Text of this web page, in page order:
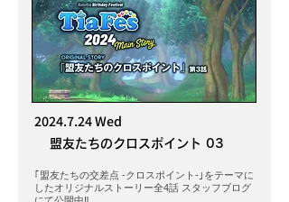
2024.7.24Wed
盟友たちのクロスポイント 03
｢盟友たちの交差点 -クロスポイント-｣をテーマに
したオリジナルストーリー全4話 スタッフブログ